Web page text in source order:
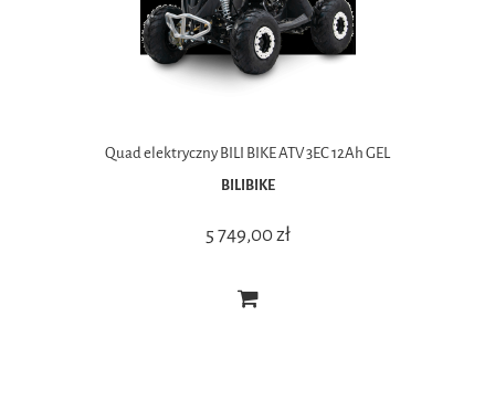
Quad elektryczny BILI BIKE ATV 3EC 12Ah GEL
BILIBIKE
5 749,00 zł